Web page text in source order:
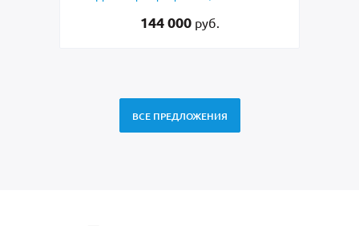
144 000 руб.
ВСЕ ПРЕДЛОЖЕНИЯ